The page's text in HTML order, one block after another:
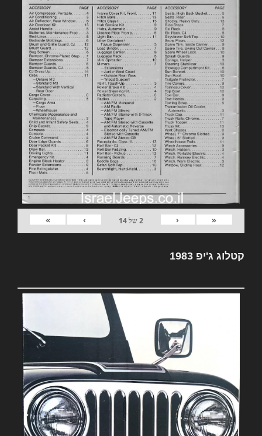
«
‹
2של14
›
»
קטלוג ג'יפ 1983